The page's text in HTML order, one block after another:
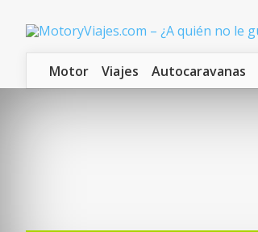
Motor Viajes Autocaravanas